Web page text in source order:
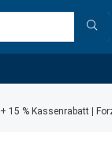
+ 15 % Kassenrabatt |